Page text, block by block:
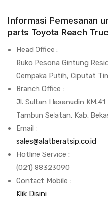
Informasi Pemesanan
parts Toyota Reach
Head Office :
Ruko Pesona Gintung
Cempaka Putih, Ciputat
Branch Office :
Jl. Sultan Hasanudin
Tambun Selatan, Kab.
Email :
sales@alatberatsip.co.id
Hotline Service :
(021) 88323090
Contact Mobile :
Klik Disini